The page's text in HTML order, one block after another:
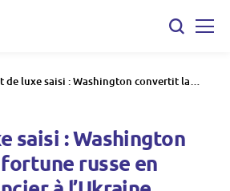
de luxe saisi : Washington convertit la
russe en soutien financier à l’Ukraine
saisi : Washington
russe en